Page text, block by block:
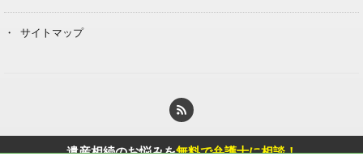
遺産相続のお悩みを無料で弁護士に相談！
サイトマップ
© Copyright 2020 Berg Klein Inc.